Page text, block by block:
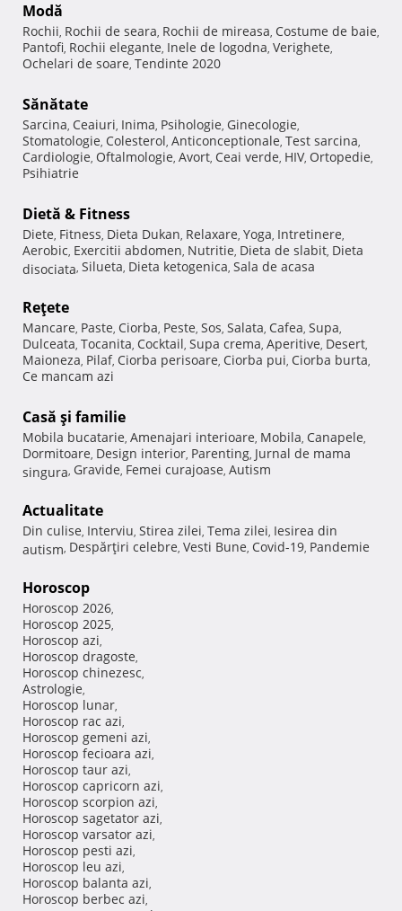
Modă
Rochii, Rochii de seara, Rochii de mireasa, Costume de baie,
Pantofi, Rochii elegante, Inele de logodna, Verighete,
Ochelari de soare, Tendinte 2020
Sănătate
Sarcina, Ceaiuri, Inima, Psihologie, Ginecologie,
Stomatologie, Colesterol, Anticonceptionale, Test sarcina,
Cardiologie, Oftalmologie, Avort, Ceai verde, HIV, Ortopedie,
Psihiatrie
Dietă & Fitness
Diete, Fitness, Dieta Dukan, Relaxare, Yoga, Intretinere,
Aerobic, Exercitii abdomen, Nutritie, Dieta de slabit, Dieta
disociata, Silueta, Dieta ketogenica, Sala de acasa
Reţete
Mancare, Paste, Ciorba, Peste, Sos, Salata, Cafea, Supa,
Dulceata, Tocanita, Cocktail, Supa crema, Aperitive, Desert,
Maioneza, Pilaf, Ciorba perisoare, Ciorba pui, Ciorba burta,
Ce mancam azi
Casă şi familie
Mobila bucatarie, Amenajari interioare, Mobila, Canapele,
Dormitoare, Design interior, Parenting, Jurnal de mama
singura, Gravide, Femei curajoase, Autism
Actualitate
Din culise, Interviu, Stirea zilei, Tema zilei, Iesirea din
autism, Despărţiri celebre, Vesti Bune, Covid-19, Pandemie
Horoscop
Horoscop 2026,
Horoscop 2025,
Horoscop azi,
Horoscop dragoste,
Horoscop chinezesc,
Astrologie,
Horoscop lunar,
Horoscop rac azi,
Horoscop gemeni azi,
Horoscop fecioara azi,
Horoscop taur azi,
Horoscop capricorn azi,
Horoscop scorpion azi,
Horoscop sagetator azi,
Horoscop varsator azi,
Horoscop pesti azi,
Horoscop leu azi,
Horoscop balanta azi,
Horoscop berbec azi,